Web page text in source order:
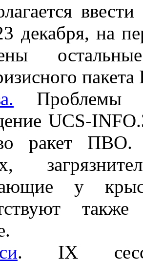
декабря, на
пакета
Проблемы
UCS-
ракет
у
. IX сессия